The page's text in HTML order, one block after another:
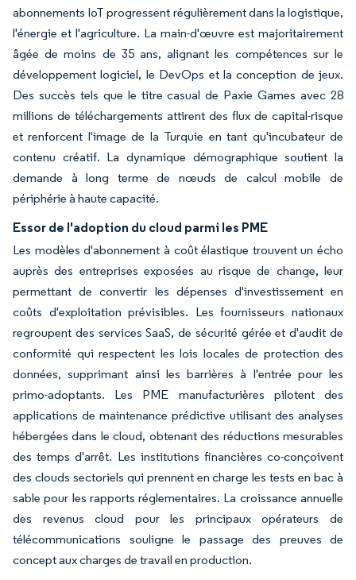
abonnements IoT progressent régulièrement dans la logistique,
l'énergie et l'agriculture. La main-d'œuvre est majoritairement
âgée de moins de 35 ans, alignant les compétences sur le
développement logiciel, le DevOps et la conception de jeux.
Des succès tels que le titre casual de Paxie Games avec 28
millions de téléchargements attirent des flux de capital-risque
et renforcent l'image de la Turquie en tant qu'incubateur de
contenu créatif. La dynamique démographique soutient la
demande à long terme de nœuds de calcul mobile de
périphérie à haute capacité.
Essor de l'adoption du cloud parmi les PME
Les modèles d'abonnement à coût élastique trouvent un écho
auprès des entreprises exposées au risque de change, leur
permettant de convertir les dépenses d'investissement en
coûts d'exploitation prévisibles. Les fournisseurs nationaux
regroupent des services SaaS, de sécurité gérée et d'audit de
conformité qui respectent les lois locales de protection des
données, supprimant ainsi les barrières à l'entrée pour les
primo-adoptants. Les PME manufacturières pilotent des
applications de maintenance prédictive utilisant des analyses
hébergées dans le cloud, obtenant des réductions mesurables
des temps d'arrêt. Les institutions financières co-conçoivent
des clouds sectoriels qui prennent en charge les tests en bac à
sable pour les rapports réglementaires. La croissance annuelle
des revenus cloud pour les principaux opérateurs de
télécommunications souligne le passage des preuves de
concept aux charges de travail en production.